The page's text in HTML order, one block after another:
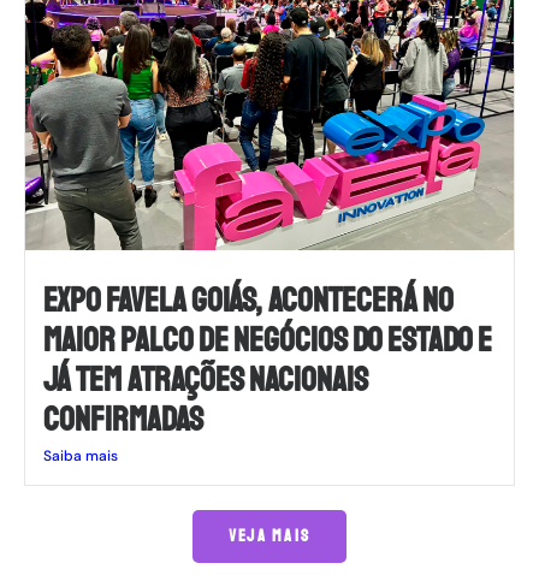
EXPO FAVELA GOIÁS, ACONTECERÁ NO
MAIOR PALCO DE NEGÓCIOS DO ESTADO E
JÁ TEM ATRAÇÕES NACIONAIS
CONFIRMADAS
Saiba mais
VEJA MAIS